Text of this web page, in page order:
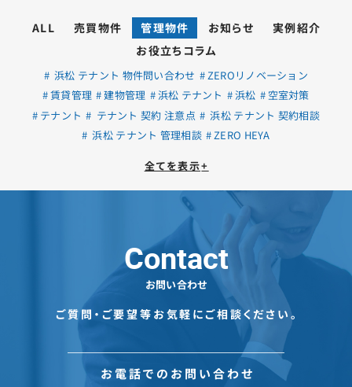
ALL 売買物件 管理物件 お知らせ
実例紹介
お役立ちコラム
浜松 テナント 物件問い合わせ
ZEROリノベーション
賃貸管理
建物管理 浜松 テナント 浜松
空室対策
テナント
テナント 契約 注意点
浜松 テナント 契約相談
浜松 テナント 管理相談
ZERO HEYA
全てを表示+
Contact
お問い合わせ
ご質問・ご要望等お気軽にご相談ください。
お電話でのお問い合わせ